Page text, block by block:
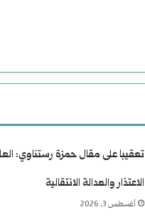
تعقيبا على مقال حمزة رستناوي:
الاعتذار والعدالة الانتقالية
أغسطس 3, 2026